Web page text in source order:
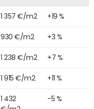
1 357 €/m2 +19 %
930 €/m2 +3 %
1 238 €/m2 +7 %
1 915 €/m2 +11 %
1 432
-5 %